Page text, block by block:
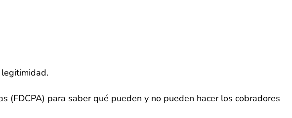
(FDCPA) para saber qué pueden y no pueden hacer los cobradores